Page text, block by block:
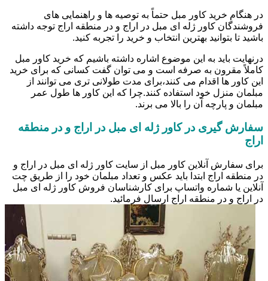
در هنگام خرید کاور مبل حتماً به توصیه ها و راهنمایی های
فروشندگان کاور ژله ای مبل در اراج و در منطقه اراج توجه داشته
باشید تا بتوانید بهترین انتخاب و خرید را تجربه کنید.
درنهایت باید به این موضوع اشاره داشته باشیم که خرید کاور مبل
کاملاً مقرون به صرفه است و می توان گفت کسانی که برای خرید
این کاور ها اقدام می کنند،برای مدت طولانی تری می توانند از
مبلمان منزل خود استفاده کنند.چرا که این کاور ها طول عمر
مبلمان و پارچه آن را بالا می برند.
سفارش گیری در کاور ژله ای مبل در اراج و در منطقه
اراج
برای سفارش آنلاین کاور مبل از سایت کاور ژله ای مبل در اراج و
در منطقه اراج ابتدا باید عکس و تعداد مبلمان خود را از طریق چت
آنلاین یا شماره واتساپ برای کارشناسان فروش کاور ژله ای مبل
در اراج و در منطقه اراج ارسال فرمائید.